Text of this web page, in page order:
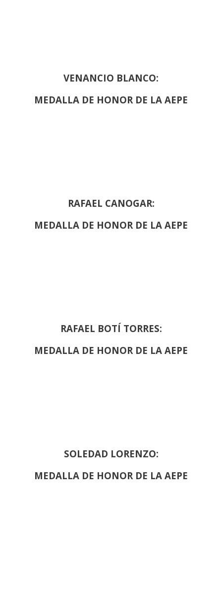
VENANCIO BLANCO:
MEDALLA DE HONOR DE LA AEPE
RAFAEL CANOGAR:
MEDALLA DE HONOR DE LA AEPE
RAFAEL BOTÍ TORRES:
MEDALLA DE HONOR DE LA AEPE
SOLEDAD LORENZO:
MEDALLA DE HONOR DE LA AEPE